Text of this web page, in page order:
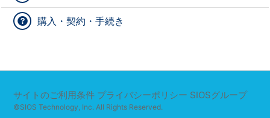
購入・契約・手続き
サイトのご利用条件 プライバシーポリシー SIOSグループ
©SIOS Technology, Inc. All Rights Reserved.